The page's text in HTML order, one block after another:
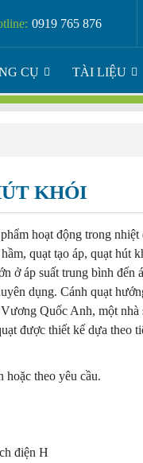
0919 765 876
CỤ TÀI LIỆU
KHÓI
hoạt động trong
quạt tạo áp, quạt hút
ở áp suất trung bình đến
dụng. Cánh quạt
Quốc Anh, một
được thiết kế dựa theo
hoặc theo yêu cầu.
điện H